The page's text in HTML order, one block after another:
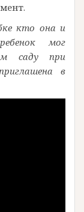
кто она и
мог
саду при
в